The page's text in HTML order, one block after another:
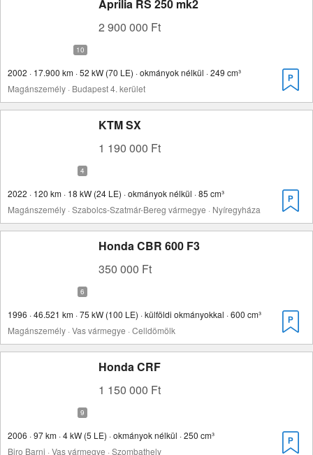
Aprilia RS 250 mk2
2 900 000 Ft
2002 · 17.900 km · 52 kW (70 LE) · okmányok nélkül · 249 cm³
Magánszemély · Budapest 4. kerület
KTM SX
1 190 000 Ft
2022 · 120 km · 18 kW (24 LE) · okmányok nélkül · 85 cm³
Magánszemély · Szabolcs-Szatmár-Bereg vármegye · Nyíregyháza
Honda CBR 600 F3
350 000 Ft
1996 · 46.521 km · 75 kW (100 LE) · külföldi okmányokkal · 600 cm³
Magánszemély · Vas vármegye · Celldömölk
Honda CRF
1 150 000 Ft
2006 · 97 km · 4 kW (5 LE) · okmányok nélkül · 250 cm³
Biro Barni · Vas vármegye · Szombathely